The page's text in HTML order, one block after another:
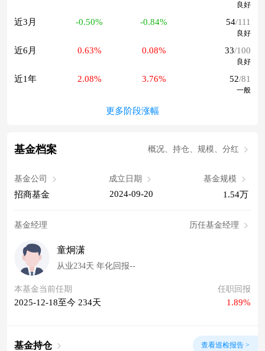
良好
近3月 -0.50% -0.84% 54/111
良好
近6月 0.63% 0.08% 33/100
良好
近1年 2.08% 3.76% 52/81
一般
更多阶段涨幅
基金档案 概况、持仓、规模、分红
基金公司
招商基金
成立日期
2024-09-20
基金规模
1.54万
基金经理 历任基金经理
童炯潇
从业234天 年化回报--
本基金当前任期
2025-12-18至今 234天
任职回报
1.89%
基金持仓 查看巡检报告 >